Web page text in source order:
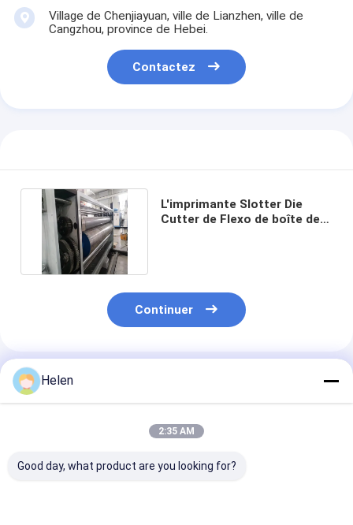
Village de Chenjiayuan, ville de Lianzhen, ville de
Cangzhou, province de Hebei.
Contactez
L'imprimante Slotter Die
Cutter de Flexo de boîte de
Continuer
Produits Recommandés
Helen
2:35 AM
Good day, what product are you looking for?